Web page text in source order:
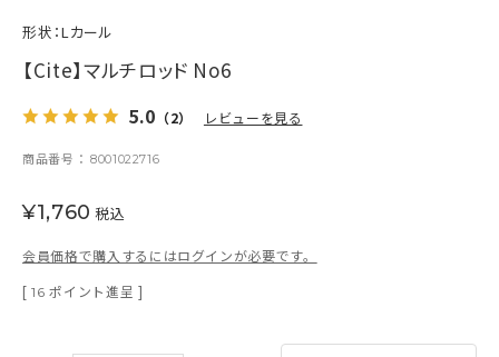
形状：Lカール
【Cite】マルチロッド No6
5.0 （2） レビューを見る
商品番号 8001022716
¥1,760 税込
会員価格で購入するにはログインが必要です。
[ 16 ポイント進呈 ]